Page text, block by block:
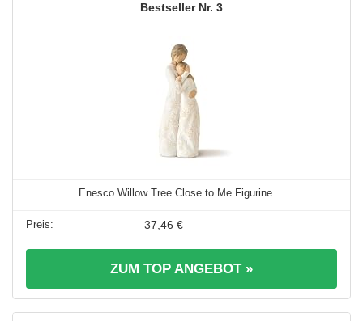
3
Enesco Willow Tree Close to Me Figurine ...
37,46 €
ZUM TOP ANGEBOT »